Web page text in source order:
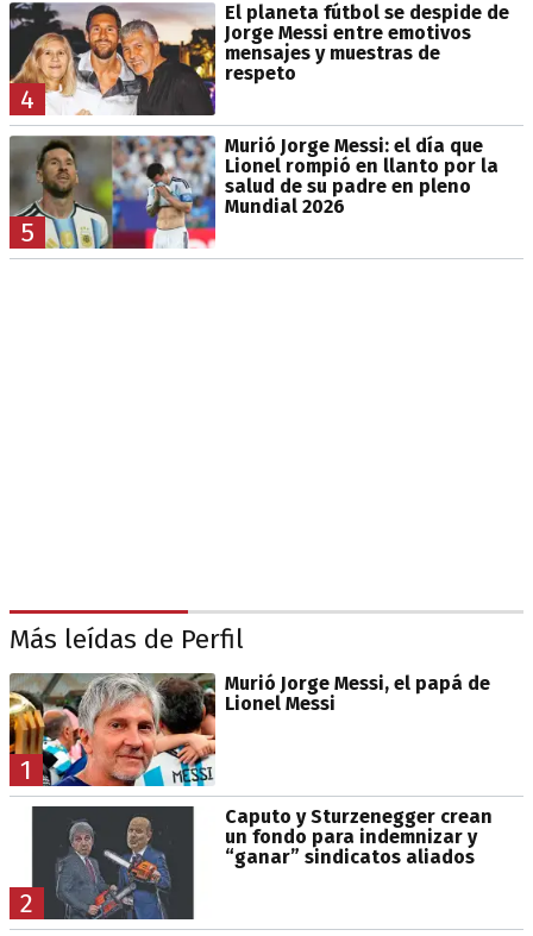
4
El planeta fútbol se despide de
Jorge Messi entre emotivos
mensajes y muestras de
respeto
5
Murió Jorge Messi: el día que
Lionel rompió en llanto por la
salud de su padre en pleno
Mundial 2026
Más leídas de Perfil
1
Murió Jorge Messi, el papá de
Lionel Messi
2
Caputo y Sturzenegger crean
un fondo para indemnizar y
“ganar” sindicatos aliados